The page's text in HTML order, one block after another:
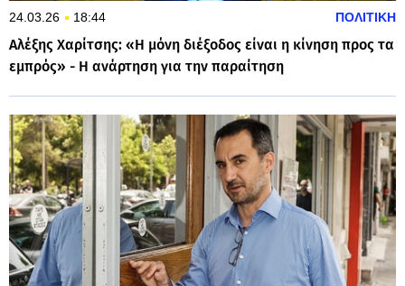
24.03.26 18:44 ΠΟΛΙΤΙΚΗ
Αλέξης Χαρίτσης: «Η μόνη διέξοδος είναι η κίνηση προς τα
εμπρός» - Η ανάρτηση για την παραίτηση